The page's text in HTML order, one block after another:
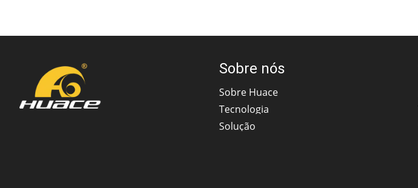
Sobre nós
Sobre Huace
Tecnologia
Solução